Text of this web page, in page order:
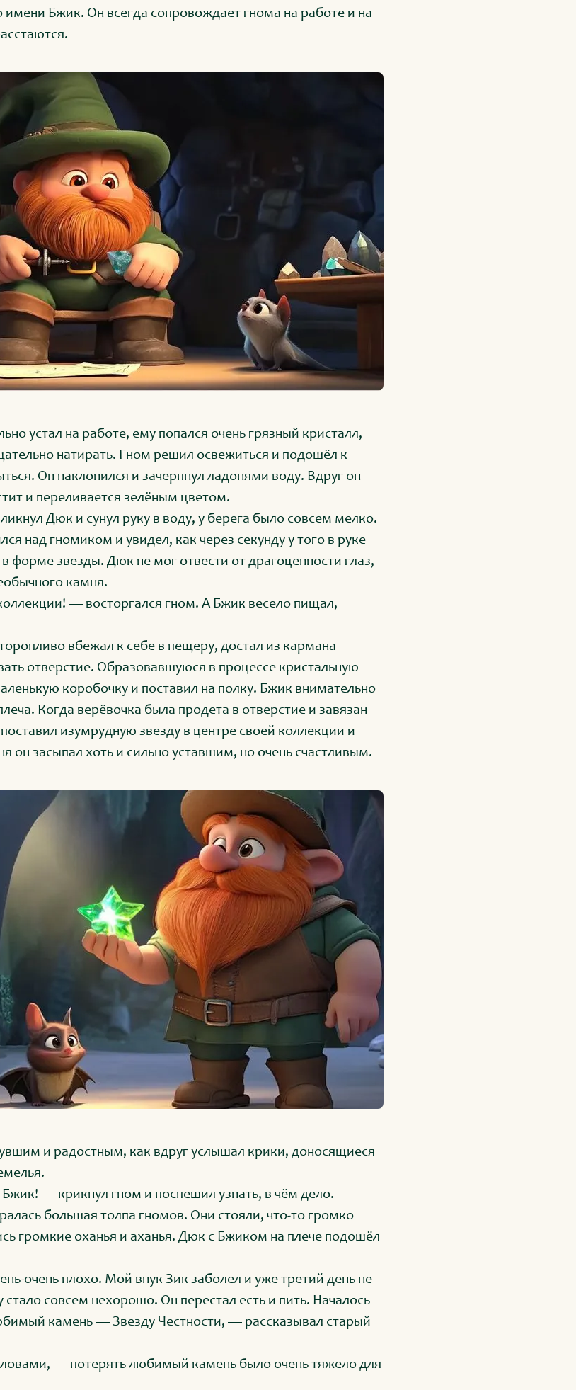
Бжик. Он всегда сопровождает гнома на работе и на
устал на работе, ему попался очень грязный кристалл,
натирать. Гном решил освежиться и подошёл к
Он наклонился и зачерпнул ладонями воду. Вдруг он
и переливается зелёным цветом.
Дюк и сунул руку в воду, у берега было совсем мелко.
над гномиком и увидел, как через секунду у того в руке
форме звезды. Дюк не мог отвести от драгоценности глаз,
камня.
— восторгался гном. А Бжик весело пищал,
вбежал к себе в пещеру, достал из кармана
отверстие. Образовавшуюся в процессе кристальную
коробочку и поставил на полку. Бжик внимательно
Когда верёвочка была продета в отверстие и завязан
изумрудную звезду в центре своей коллекции и
он засыпал хоть и сильно уставшим, но очень счастливым.
и радостным, как вдруг услышал крики, доносящиеся
— крикнул гном и поспешил узнать, в чём дело.
большая толпа гномов. Они стояли, что-то громко
громкие оханья и аханья. Дюк с Бжиком на плече подошёл
очень плохо. Мой внук Зик заболел и уже третий день не
стало совсем нехорошо. Он перестал есть и пить. Началось
камень — Звезду Честности, — рассказывал старый
— потерять любимый камень было очень тяжело для